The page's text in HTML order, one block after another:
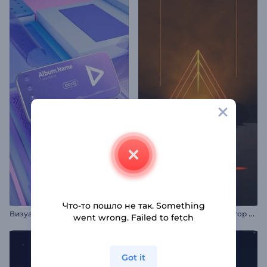
В
изуализатор музыки: Кинетическое движение М
узыкальный визуализатор «Deep Techno»
Что-то пошло не так. Something
went wrong. Failed to fetch
Got it